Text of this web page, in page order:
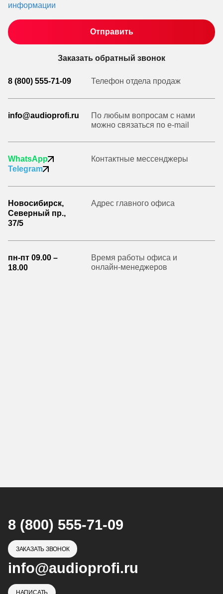
информации
Заказать обратный звонок
8 (800) 555-71-09 Телефон отдела продаж
info@audioprofi.ru
По любым вопросам с нами
можно связаться по e-mail
WhatsApp
Telegram
Контактные мессенджеры
Новосибирск,
Северный пр.,
37/5
Адрес главного офиса
пн-пт 09.00 –
18.00
Время работы офиса и
онлайн-менеджеров
8 (800) 555-71-09
ЗАКАЗАТЬ ЗВОНОК
info@audioprofi.ru